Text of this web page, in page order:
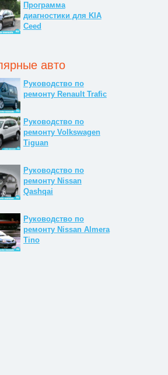
Программа
диагностики для KIA
Ceed
авто
Руководство по
ремонту Renault Trafic
Руководство по
ремонту Volkswagen
Tiguan
Руководство по
ремонту Nissan
Qashqai
Руководство по
ремонту Nissan Almera
Tino